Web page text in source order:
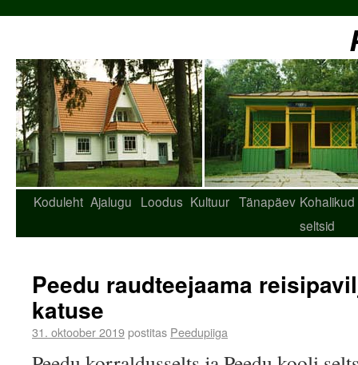
Koduleht Ajalugu Loodus Kultuur Tänapäev Kohalikud
seltsid
Peedu raudteejaama
katuse
31. oktoober 2019postitas Peedupiiga